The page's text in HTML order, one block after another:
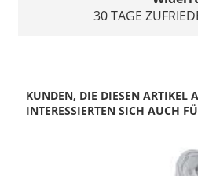
30 TAGE
KUNDEN, DIE DIESEN ARTIKEL
INTERESSIERTEN SICH AUCH